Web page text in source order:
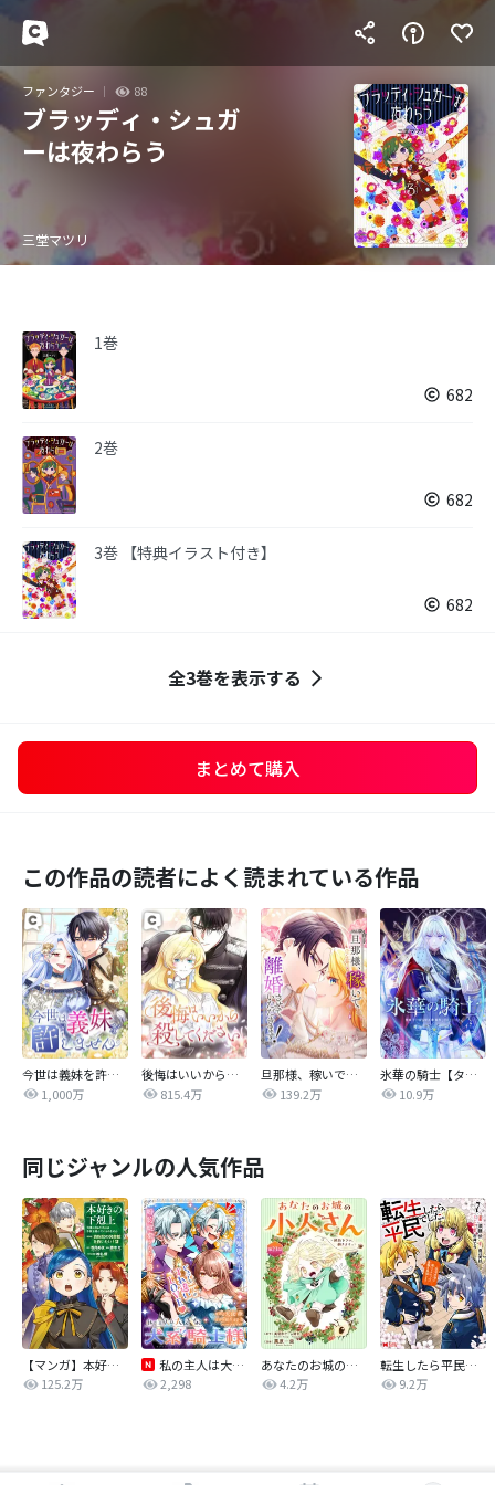
ファンタジー 88
ブラッディ・シュガ
ーは夜わらう
三堂マツリ
1巻
682
2巻
682
3巻 【特典イラスト付き】
682
全3巻を表示する
まとめて購入
この作品の読者によく読まれている作品
今世は義妹を許しません
1,000万
後悔はいいから殺してください
815.4万
旦那様、稼いで離婚させていただきます！
139.2万
氷華の騎士【タテヨミ】
10.9万
同じジャンルの人気作品
【マンガ】本好きの下剋上 第四部
125.2万
私の主人は大きな犬系騎士様
2,298
あなたのお城の小人さん ～御飯下さい、働きますっ～（コミック）【分冊版】
4.2万
転生したら平民でした。～生活水準に耐えられないので貴族を目指します～（コミック）
9.2万